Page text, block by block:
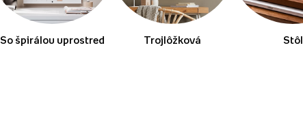
So špirálou uprostred Trojlôžková Stôl